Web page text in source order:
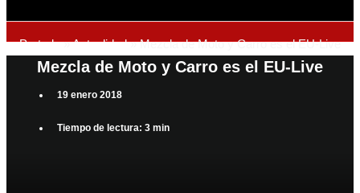
Portada»Actualidad»Mezcla de Moto y Carro es el EU-Live
Mezcla de Moto y Carro es el EU-Live
19 enero 2018
Tiempo de lectura: 3 min